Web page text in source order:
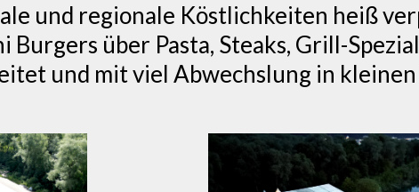
und regionale Köstlichkeiten heiß
über Pasta, Steaks, Grill-
und mit viel Abwechslung in